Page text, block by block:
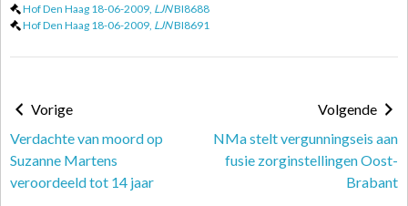
Hof Den Haag 18-06-2009, LJNBI8688
Hof Den Haag 18-06-2009, LJNBI8691
Vorige
Verdachte van moord op
Suzanne Martens
veroordeeld tot 14 jaar
Volgende
NMa stelt vergunningseis aan
fusie zorginstellingen Oost-
Brabant